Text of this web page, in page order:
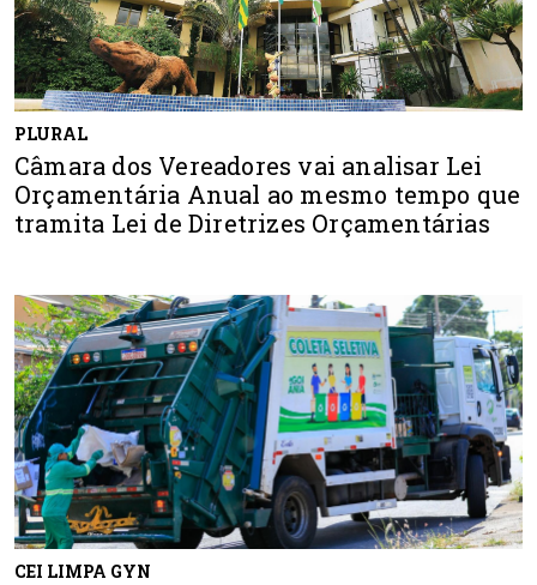
PLURAL
Câmara dos Vereadores vai analisar Lei
Orçamentária Anual ao mesmo tempo que
tramita Lei de Diretrizes Orçamentárias
CEI LIMPA GYN